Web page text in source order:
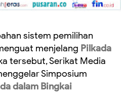
sistem pemilihan
menjelang Pilkada
tersebut, Serikat Media
Simposium
dalam Bingkai